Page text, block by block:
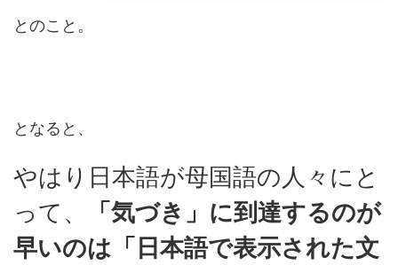
とのこと。
となると、
やはり日本語が母国語の人々にと
って、
「気づき」に到達するのが
早いのは「日本語で表示された文